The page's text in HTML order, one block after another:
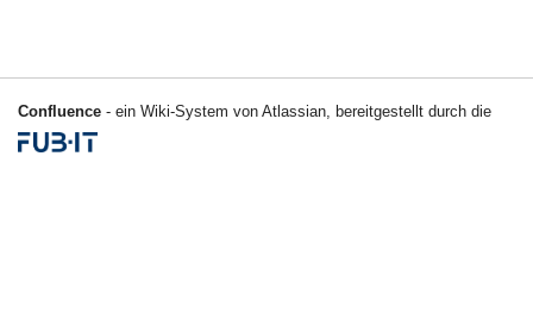
Confluence - ein Wiki-System von Atlassian, bereitgestellt durch die